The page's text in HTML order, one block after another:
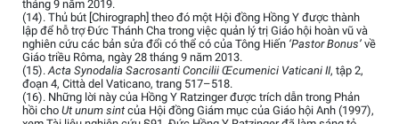
tháng 9 năm 2019.
(14). Thủ bút [Chirograph] theo đó một Hội đồng Hồng Y được thành
lập để hỗ trợ Đức Thánh Cha trong việc quản lý trị Giáo hội hoàn vũ và
nghiên cứu các bản sửa đổi có thể có của Tông Hiến ‘Pastor Bonus’ về
Giáo triều Rôma, ngày 28 tháng 9 năm 2013.
(15).Acta Synodalia Sacrosanti Concilii Œcumenici Vaticani II, tập 2,
đoạn 4, Città del Vaticano, trang 517–518.
(16). Những lời này của Hồng Y Ratzinger được trích dẫn trong Phản
hồi cho Ut unum sint của Hội đồng Giám mục của Giáo hội Anh (1997),